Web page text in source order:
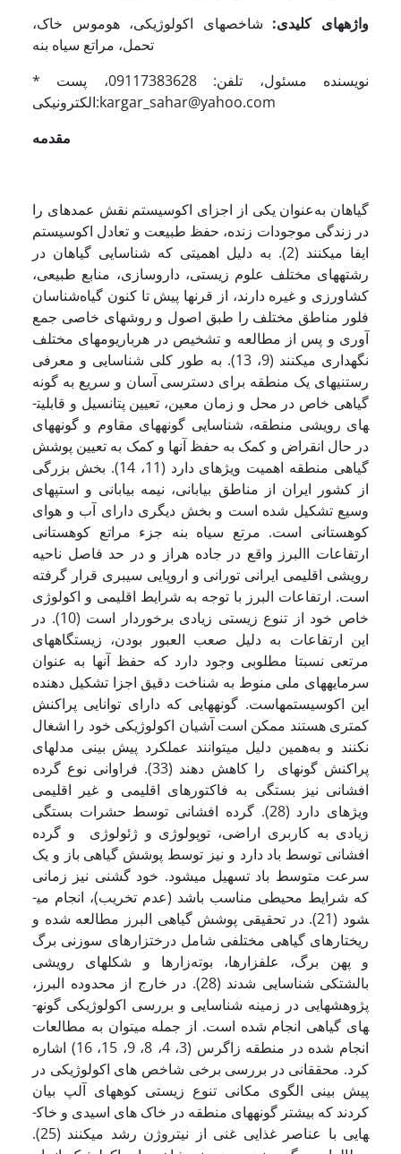
واژه­های کلیدی: شاخص­های اکولوژیکی، هوموس خاک،
تحمل، مراتع سیاه بنه
* نویسنده مسئول، تلفن: 09117383628، پست
الکترونیکی:kargar_sahar@yahoo.com
مقدمه
گیاهان به‌عنوان یکی از اجزای اکوسیستم نقش عمده­ای را
در زندگی موجودات زنده، حفظ طبیعت و تعادل اکوسیستم
ایفا می­کنند (2). به دلیل اهمیتی که شناسایی گیاهان در
رشته­های مختلف علوم زیستی، داروسازی، منابع طبیعی،
کشاورزی و غیره دارند، از قرن­ها پیش تا کنون گیاه‌شناسان
فلور مناطق مختلف را طبق اصول و روش­های خاصی جمع
آوری و پس از مطالعه و تشخیص در هرباریوم­های مختلف
نگه­داری می­کنند (9، 13). به طور کلی شناسایی و معرفی
رستنی­های یک منطقه برای دسترسی آسان و سریع به گونه
گیاهی خاص در محل و زمان معین، تعیین پتانسیل و قابلیت­
های رویشی منطقه، شناسایی گونه­های مقاوم و گونه­های
در حال انقراض و کمک به حفظ آنها و کمک به تعیین پوشش
گیاهی منطقه اهمیت ویژه­ای دارد (11، 14). بخش بزرگی
از کشور ایران از مناطق بیابانی، نیمه بیابانی و استپ­های
وسیع تشکیل شده است و بخش دیگری دارای آب و هوای
کوهستانی است. مرتع سیاه بنه جزء مراتع کوهستانی
ارتفاعات االبرز واقع در جاده هراز و در حد فاصل ناحیه
رویشی اقلیمی ایرانی تورانی و اروپایی سیبری قرار گرفته
است. ارتفاعات البرز با توجه به شرایط اقلیمی و اکولوژی
خاص خود از تنوع زیستی زیادی برخوردار است (10). در
این ارتفاعات به دلیل صعب العبور بودن، زیستگاه­های
مرتعی نسبتا مطلوبی وجود دارد که حفظ آنها به عنوان
سرمایه­های ملی منوط به شناخت دقیق اجزا تشکیل دهنده
این اکوسیستم­هاست. گونه­هایی که دارای توانایی پراکنش
کمتری هستند ممکن است آشیان اکولوژیکی خود را اشغال
نکنند و به‌همین دلیل می­توانند عملکرد پیش بینی مدل­های
پراکنش گونه­ای را کاهش دهند (33). فراوانی نوع گرده
افشانی نیز بستگی به فاکتور­های اقلیمی و غیر اقلیمی
ویژه­ای دارد (28). گرده افشانی توسط حشرات بستگی
زیادی به کاربری اراضی، توپولوژی و ژئولوژی و گرده
افشانی توسط باد دارد و نیز توسط پوشش گیاهی باز و یک
سرعت متوسط باد تسهیل می­شود. خود گشنی نیز زمانی
که شرایط محیطی مناسب باشد (عدم تخریب)، انجام می­
شود (21). در تحقیقی پوشش گیاهی البرز مطالعه شده و
ریختار­های گیاهی مختلفی شامل درخت­زارهای سوزنی برگ
و پهن برگ، علفزار­ها، بوته‌زار­ها و شکل­های رویشی
بالشتکی شناسایی شدند (28). در خارج از محدوده البرز،
پژوهش­هایی در زمینه شناسایی و بررسی اکولوژیکی گونه­
های گیاهی انجام شده است. از جمله می­توان به مطالعات
انجام شده در منطقه زاگرس (3، 4، 8، 9، 15، 16) اشاره
کرد. محققانی در بررسی برخی شاخص های اکولوژیکی در
پیش بینی الگوی مکانی تنوع زیستی کوه­های آلپ بیان
کردند که بیشتر گونه­های منطقه در خاک های اسیدی و خاک­
هایی با عناصر غذایی غنی از نیتروژن رشد می­کنند (25).